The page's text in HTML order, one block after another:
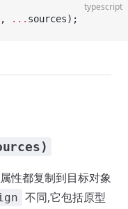
typescript
... sources);
性都复制到目标对象
不同,它包括原型